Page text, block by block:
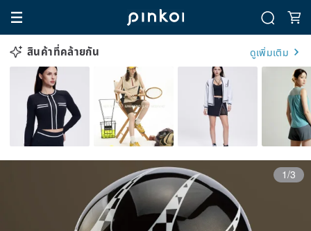
สินค้าที่คล้ายกัน ดูเพิ่มเติม
1/3